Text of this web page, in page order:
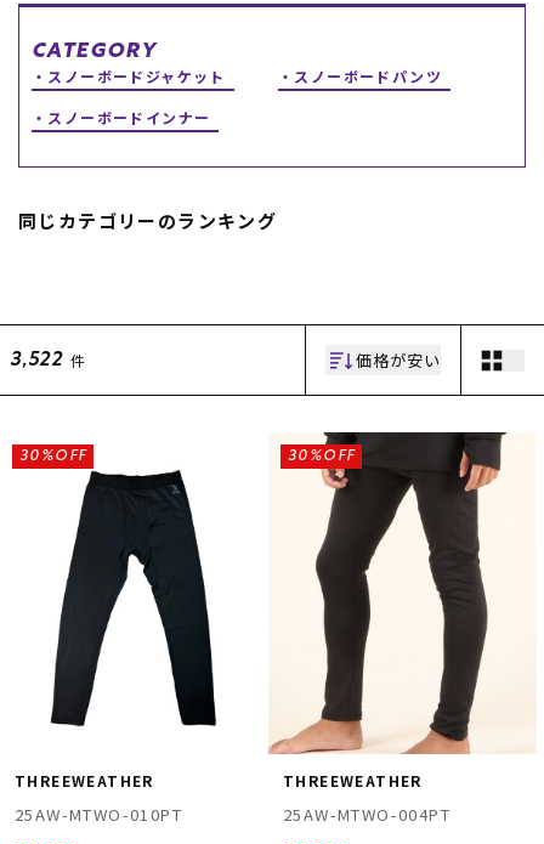
CATEGORY
スノーボードジャケット
スノーボードパンツ
スノーボードインナー
同じカテゴリーのランキング
3,522 件 価格が安い
THREEWEATHER
25AW-MTWO-010PT
30%OFF
THREEWEATHER
25AW-MTWO-004PT
30%OFF